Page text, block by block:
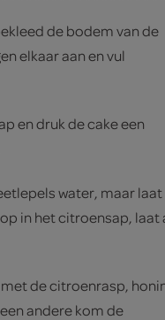
de bodem van de
elkaar aan en vul
en druk de cake een
water, maar laat
in het citroensap, laat
de citroenrasp,
andere kom de